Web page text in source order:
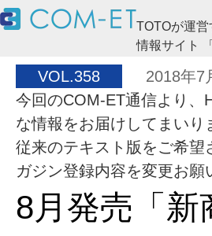
TOTOが運
情報サイト
VOL.358
2018年7
今回のCOM-ET通信より、
な情報をお届けしてまいり
従来のテキスト版をご希望
ガジン登録内容を変更お願
8月発売「新